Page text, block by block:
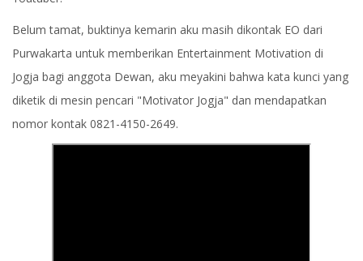
Belum tamat, buktinya kemarin aku masih dikontak EO dari
Purwakarta untuk memberikan Entertainment Motivation di
Jogja bagi anggota Dewan, aku meyakini bahwa kata kunci yang
diketik di mesin pencari "Motivator Jogja" dan mendapatkan
nomor kontak 0821-4150-2649.